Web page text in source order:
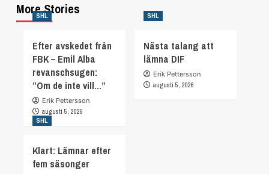
More Stories
SHL
Efter avskedet från
FBK – Emil Alba
revanschsugen:
”Om de inte vill…”
Erik Pettersson
augusti 5, 2026
SHL
Nästa talang att
lämna DIF
Erik Pettersson
augusti 5, 2026
SHL
Klart: Lämnar efter
fem säsonger